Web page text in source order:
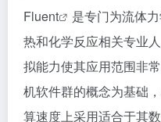
Fluent
是专门为流体
热和化学反应相关专业
拟能力使其应用范围非
机软件群的概念为基础
算速度上采用适合于其